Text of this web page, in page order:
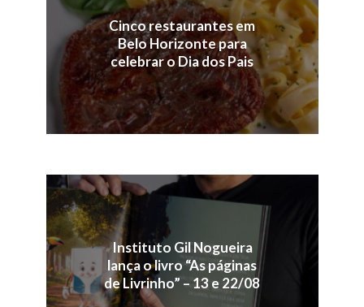
Cinco restaurantes em
Belo Horizonte para
celebrar o Dia dos Pais
Instituto Gil Nogueira
lança o livro “As páginas
de Livrinho” – 13 e 22/08